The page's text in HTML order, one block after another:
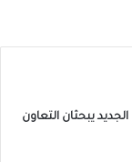
يبحثان التعاون